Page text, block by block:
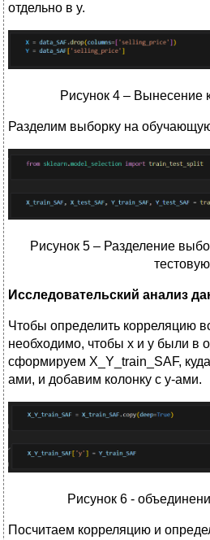
отдельно в y.
Рисунок 4 – Вынесение
Разделим выборку на
Рисунок 5 – Разделение
тестовую
Исследовательский анализ
Чтобы определить корреляцию
необходимо, чтобы х и у были в
сформируем X_Y_train_SAF,
ами, и добавим колонку с y-ами.
Рисунок 6 -
Посчитаем корреляцию и